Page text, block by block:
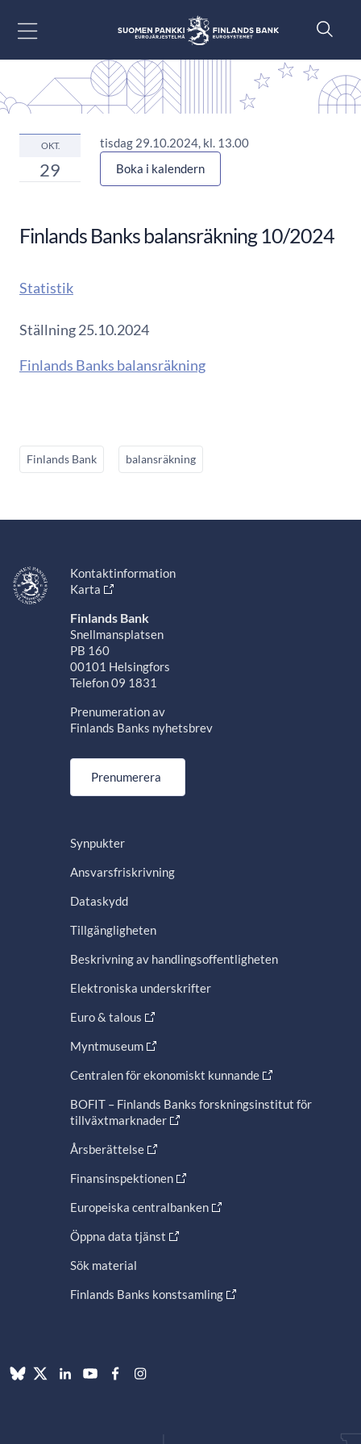
OKT.
29
tisdag 29.10.2024, kl. 13.00
Boka i kalendern
Finlands Banks balansräkning 10/2024
Statistik
Ställning 25.10.2024
Finlands Banks balansräkning
Finlands Bank balansräkning
Kontaktinformation
Karta
Finlands Bank
Snellmansplatsen
PB 160
00101 Helsingfors
Telefon 09 1831
Prenumeration av
Finlands Banks nyhetsbrev
Prenumerera
Synpukter
Ansvarsfriskrivning
Dataskydd
Tillgängligheten
Beskrivning av handlingsoffentligheten
Elektroniska underskrifter
Euro & talous
Myntmuseum
Centralen för ekonomiskt kunnande
BOFIT – Finlands Banks forskningsinstitut för
tillväxtmarknader
Årsberättelse
Finansinspektionen
Europeiska centralbanken
Öppna data tjänst
Sök material
Finlands Banks konstsamling